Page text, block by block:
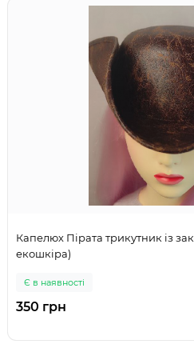
Капелюх Пірата трикутник із
екошкіра)
Є в наявності
350 грн